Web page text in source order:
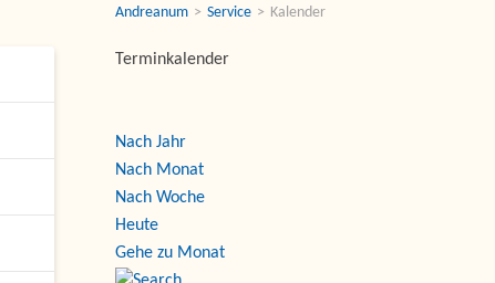
Andreanum Service Kalender
Terminkalender
Nach Jahr
Nach Monat
Nach Woche
Heute
Gehe zu Monat